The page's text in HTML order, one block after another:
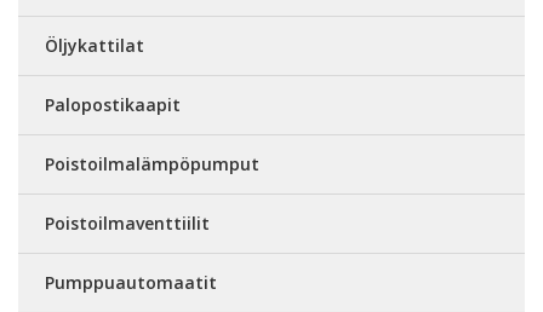
Öljykattilat
Palopostikaapit
Poistoilmalämpöpumput
Poistoilmaventtiilit
Pumppuautomaatit